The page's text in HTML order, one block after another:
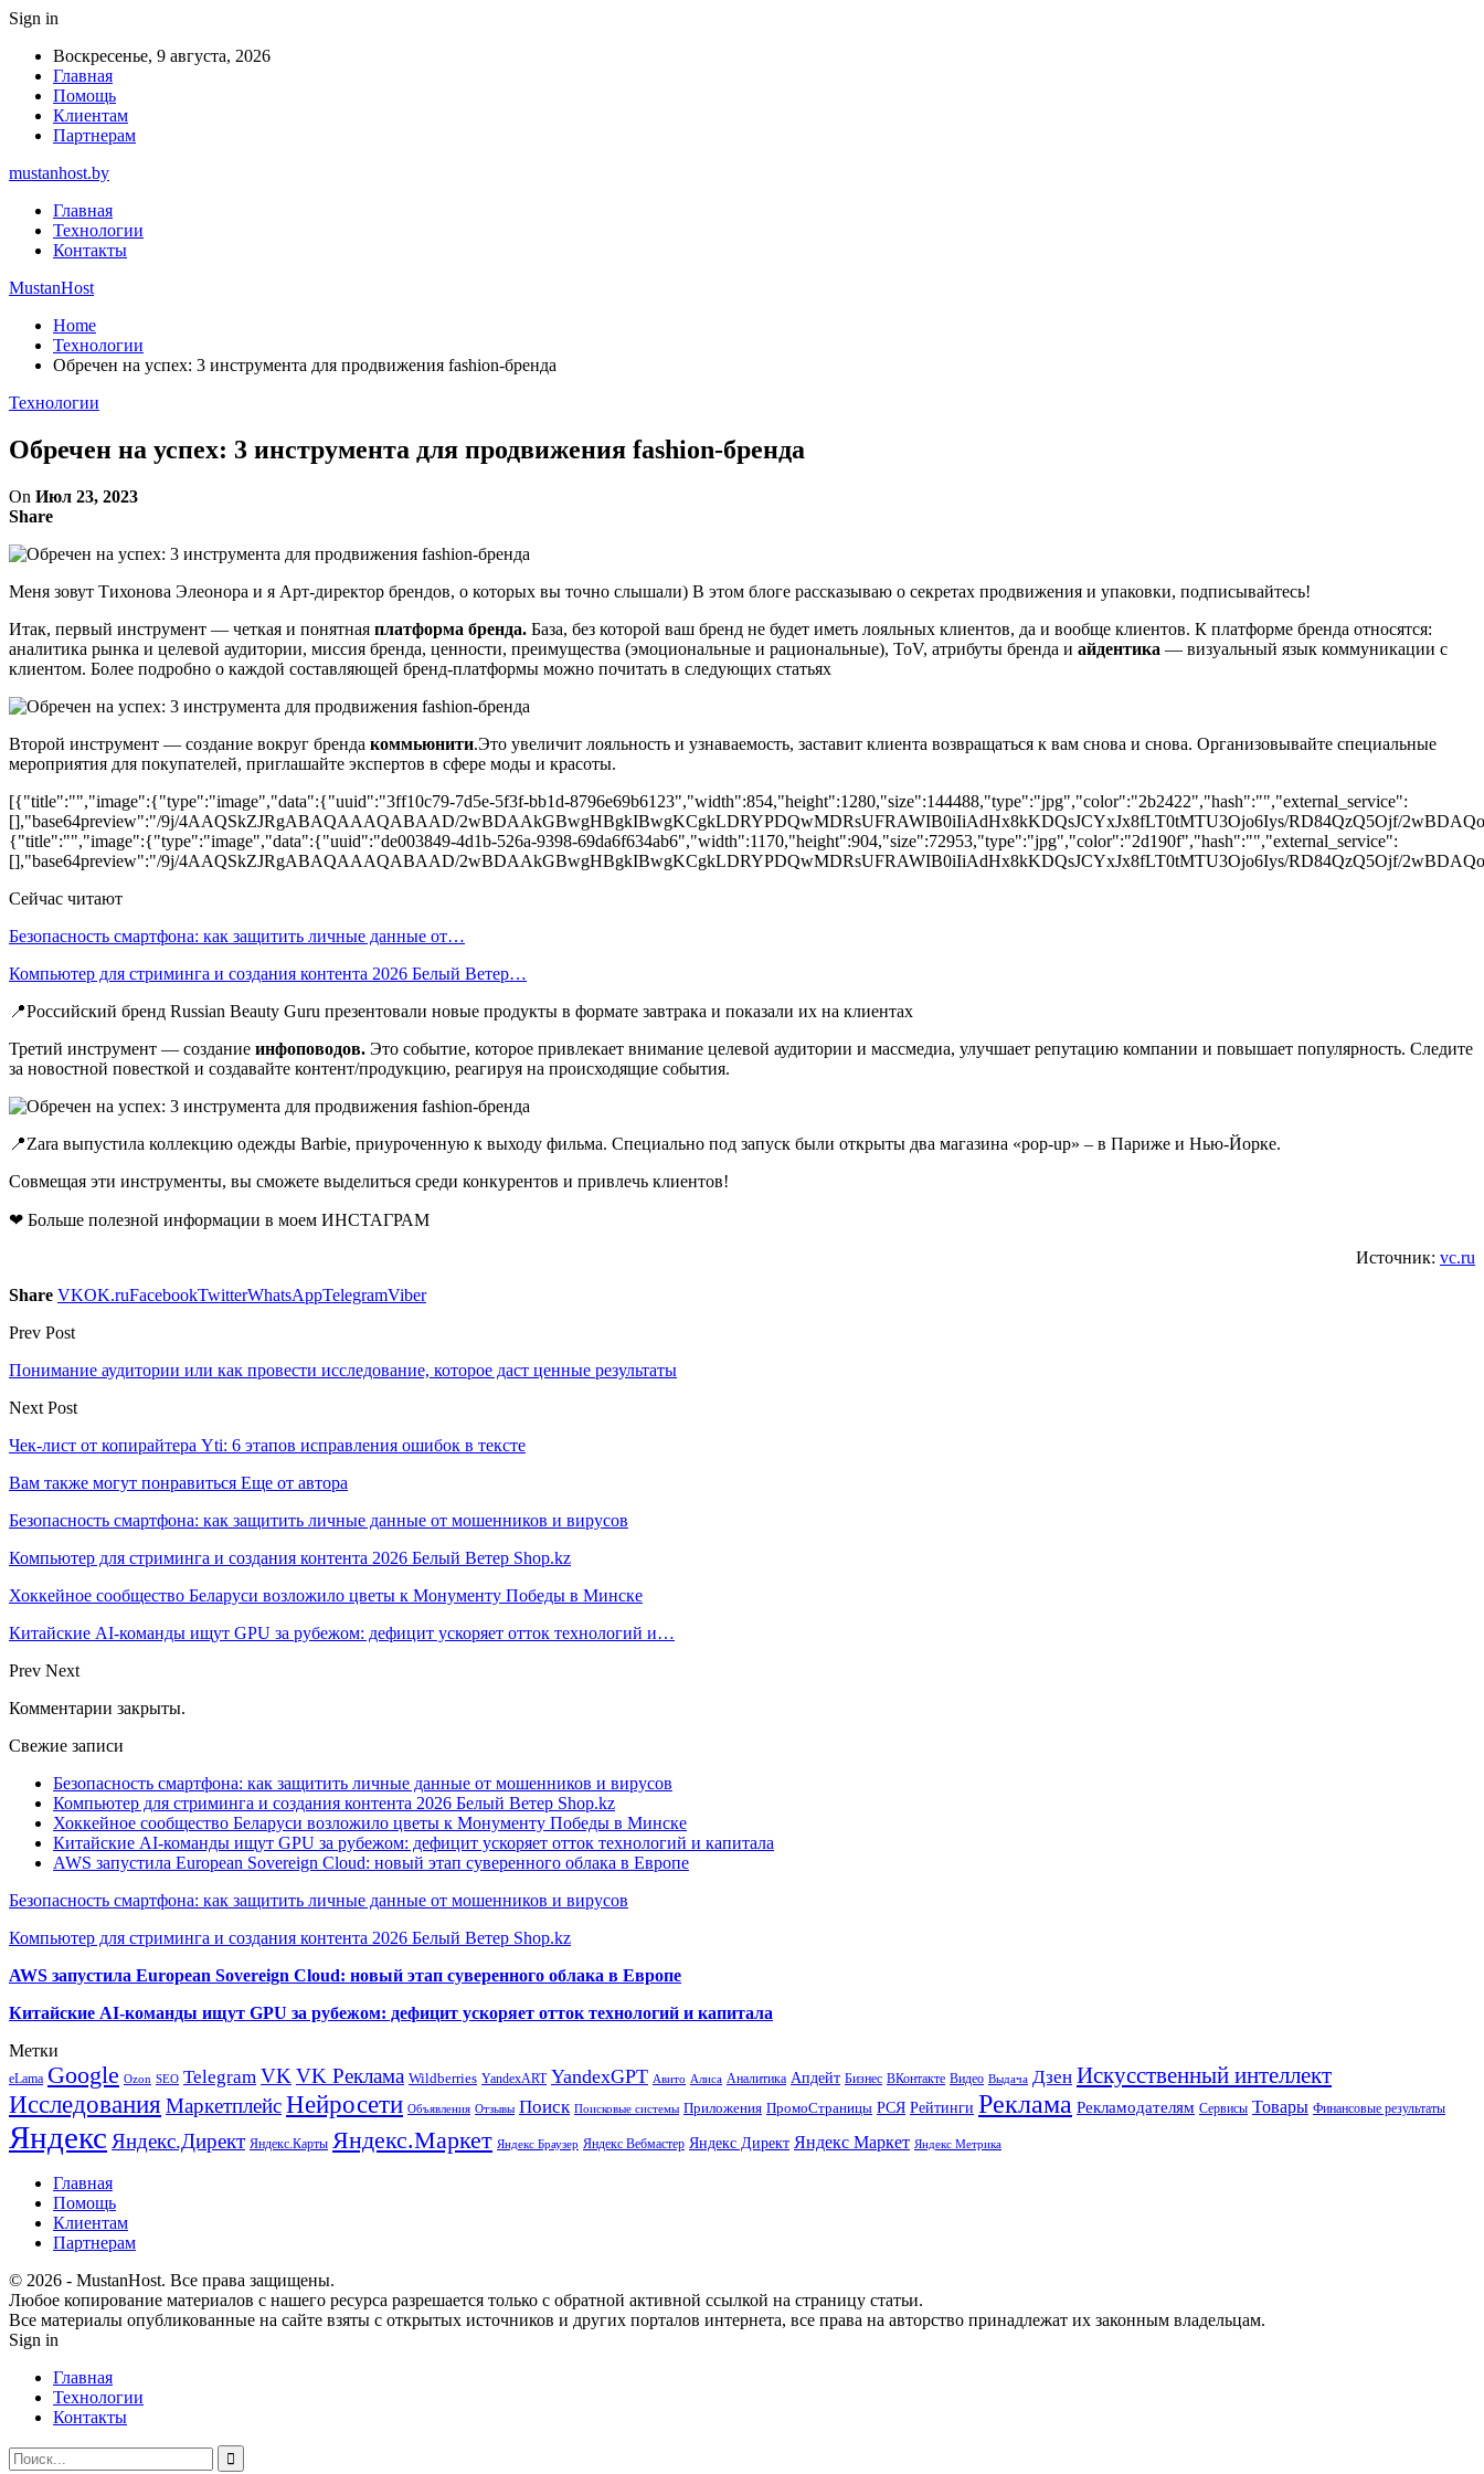
Sign in
Воскресенье, 9 августа, 2026
Главная
Помощь
Клиентам
Партнерам
mustanhost.by
Главная
Технологии
Контакты
MustanHost
Home
Технологии
Обречен на успех: 3 инструмента для продвижения fashion-бренда
Технологии
Обречен на успех: 3 инструмента для продвижения fashion-бренда
On Июл 23, 2023
Share
Меня зовут Тихонова Элеонора и я Арт-директор брендов, о которых вы точно слышали) В этом блоге рассказываю о секретах продвижения и упаковки, подписывайтесь!
Итак, первый инструмент — четкая и понятная платформа бренда. База, без которой ваш бренд не будет иметь лояльных клиентов, да и вообще клиентов. К платформе бренда относятся:
аналитика рынка и целевой аудитории, миссия бренда, ценности, преимущества (эмоциональные и рациональные), ToV, атрибуты бренда и айдентика — визуальный язык коммуникации с
клиентом. Более подробно о каждой составляющей бренд-платформы можно почитать в следующих статьях
Второй инструмент — создание вокруг бренда коммьюнити.Это увеличит лояльность и узнаваемость, заставит клиента возвращаться к вам снова и снова. Организовывайте специальные
мероприятия для покупателей, приглашайте экспертов в сфере моды и красоты.
[{"title":"","image":{"type":"image","data":{"uuid":"3ff10c79-7d5e-5f3f-bb1d-8796e69b6123","width":854,"height":1280,"size":144488,"type":"jpg","color":"2b2422","hash":"","external_service":
[],"base64preview":"/9j/4AAQSkZJRgABAQAAAQABAAD/2wBDAAkGBwgHBgkIBwgKCgkLDRYPDQwMDRsUFRAWIB0iIiAdHx8kKDQsJCYxJx8fLT0tMTU3Ojo6Iys/RD84QzQ5Ojf/
{"title":"","image":{"type":"image","data":{"uuid":"de003849-4d1b-526a-9398-69da6f634ab6","width":1170,"height":904,"size":72953,"type":"jpg","color":"2d190f","hash":"","external_service":
[],"base64preview":"/9j/4AAQSkZJRgABAQAAAQABAAD/2wBDAAkGBwgHBgkIBwgKCgkLDRYPDQwMDRsUFRAWIB0iIiAdHx8kKDQsJCYxJx8fLT0tMTU3Ojo6Iys/RD84QzQ5Ojf/
Сейчас читают
Безопасность смартфона: как защитить личные данные от…
Компьютер для стриминга и создания контента 2026 Белый Ветер…
📍Российский бренд Russian Beauty Guru презентовали новые продукты в формате завтрака и показали их на клиентах
Третий инструмент — создание инфоповодов. Это событие, которое привлекает внимание целевой аудитории и массмедиа, улучшает репутацию компании и повышает популярность. Следите
за новостной повесткой и создавайте контент/продукцию, реагируя на происходящие события.
📍Zara выпустила коллекцию одежды Barbie, приуроченную к выходу фильма. Специально под запуск были открыты два магазина «pop-up» – в Париже и Нью-Йорке.
Совмещая эти инструменты, вы сможете выделиться среди конкурентов и привлечь клиентов!
❤ Больше полезной информации в моем ИНСТАГРАМ
Источник: vc.ru
Share VKOK.ruFacebookTwitterWhatsAppTelegramViber
Prev Post
Понимание аудитории или как провести исследование, которое даст ценные результаты
Next Post
Чек-лист от копирайтера Yti: 6 этапов исправления ошибок в тексте
Вам также могут понравиться Еще от автора
Безопасность смартфона: как защитить личные данные от мошенников и вирусов
Компьютер для стриминга и создания контента 2026 Белый Ветер Shop.kz
Хоккейное сообщество Беларуси возложило цветы к Монументу Победы в Минске
Китайские AI-команды ищут GPU за рубежом: дефицит ускоряет отток технологий и…
Prev Next
Комментарии закрыты.
Свежие записи
Безопасность смартфона: как защитить личные данные от мошенников и вирусов
Компьютер для стриминга и создания контента 2026 Белый Ветер Shop.kz
Хоккейное сообщество Беларуси возложило цветы к Монументу Победы в Минске
Китайские AI-команды ищут GPU за рубежом: дефицит ускоряет отток технологий и капитала
AWS запустила European Sovereign Cloud: новый этап суверенного облака в Европе
Безопасность смартфона: как защитить личные данные от мошенников и вирусов
Компьютер для стриминга и создания контента 2026 Белый Ветер Shop.kz
AWS запустила European Sovereign Cloud: новый этап суверенного облака в Европе
Китайские AI-команды ищут GPU за рубежом: дефицит ускоряет отток технологий и капитала
Метки
eLama Google Ozon SEO Telegram VK VK Реклама Wildberries YandexART YandexGPT Авито Алиса Аналитика Апдейт Бизнес ВКонтакте Видео Выдача Дзен Искусственный интеллект
Исследования МаркетплейсНейросети Объявления Отзывы Поиск Поисковые системы Приложения ПромоСтраницы РСЯ Рейтинги Реклама Рекламодателям Сервисы Товары Финансовые результаты
Яндекс Яндекс.Директ Яндекс.Карты Яндекс.Маркет Яндекс Браузер Яндекс Вебмастер Яндекс Директ Яндекс Маркет Яндекс Метрика
Главная
Помощь
Клиентам
Партнерам
© 2026 - MustanHost. Все права защищены.
Любое копирование материалов с нашего ресурса разрешается только с обратной активной ссылкой на страницу статьи.
Все материалы опубликованные на сайте взяты с открытых источников и других порталов интернета, все права на авторство принадлежат их законным владельцам.
Sign in
Главная
Технологии
Контакты